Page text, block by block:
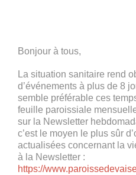
Bonjour à tous,
La situation sanitaire rend
d’événements à plus de 8
semble préférable ces
feuille paroissiale
sur la Newsletter
c’est le moyen le plus sûr
actualisées concernant la
à la Newsletter :
https://